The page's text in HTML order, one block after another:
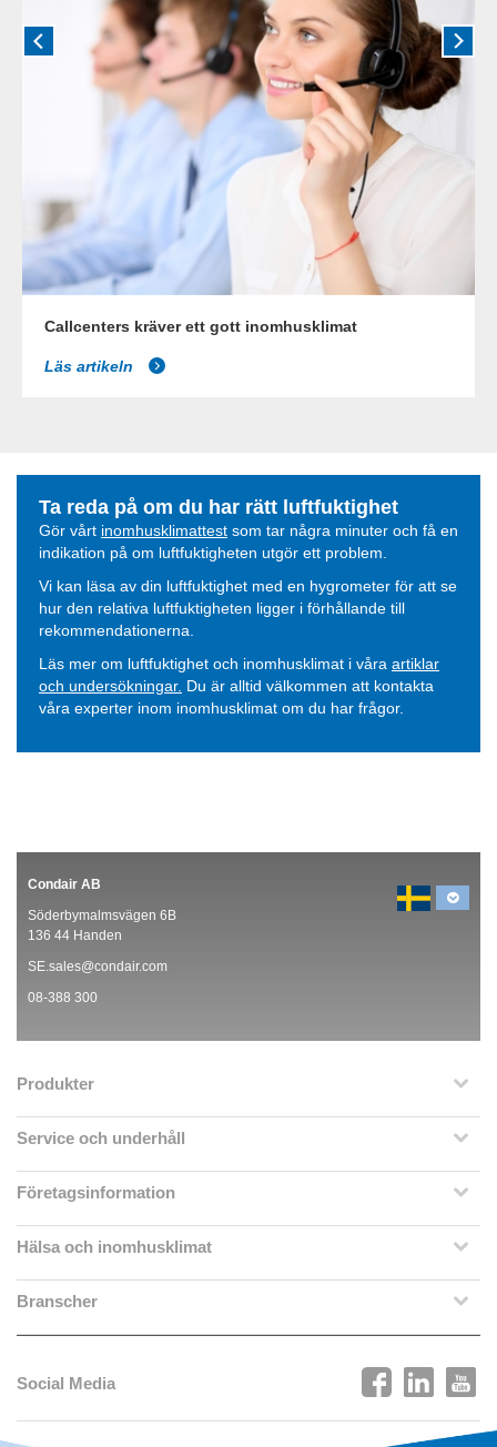
Callcenters kräver ett gott inomhusklimat
Läs artikeln
Ta reda på om du har rätt luftfuktighet
Gör vårt inomhusklimattest som tar några minuter och få en
indikation på om luftfuktigheten utgör ett problem.
Vi kan läsa av din luftfuktighet med en hygrometer för att se
hur den relativa luftfuktigheten ligger i förhållande till
rekommendationerna.
Läs mer om luftfuktighet och inomhusklimat i våra artiklar
och undersökningar. Du är alltid välkommen att kontakta
våra experter inom inomhusklimat om du har frågor.
Condair AB
Söderbymalmsvägen 6B
136 44 Handen
SE.sales@condair.com
08-388 300
Produkter
Service och underhåll
Företagsinformation
Hälsa och inomhusklimat
Branscher
Social Media